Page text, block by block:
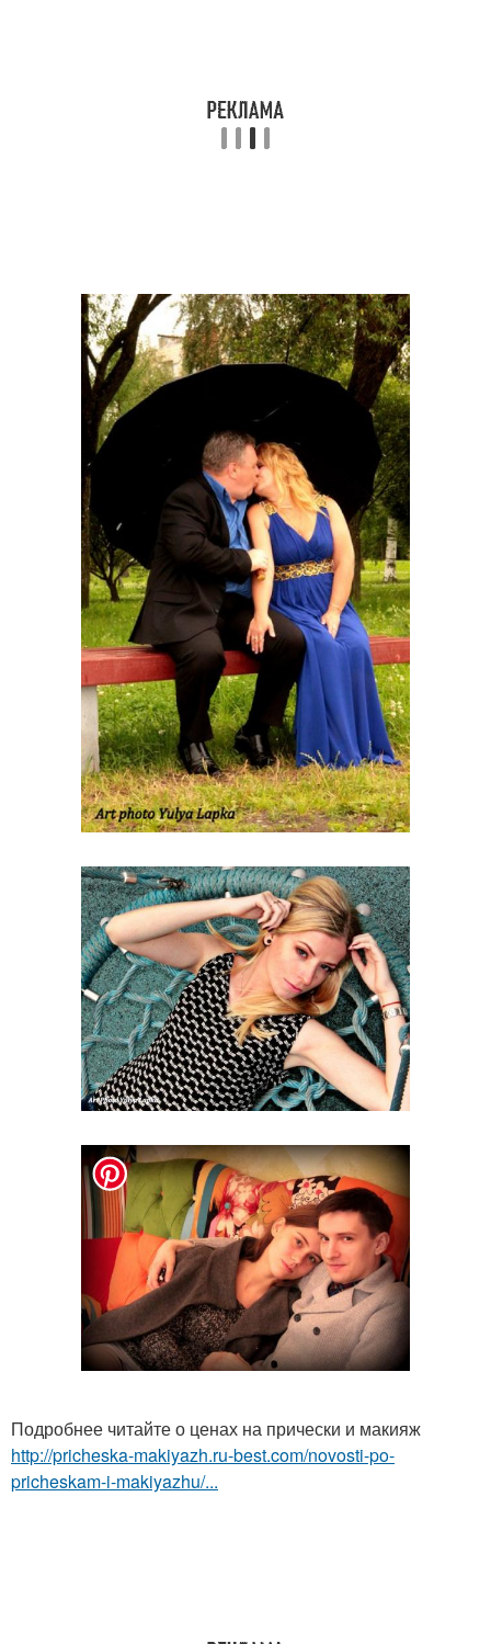
Подробнее читайте о ценах на прически и макияж
http://pricheska-makiyazh.ru-best.com/novosti-po-
pricheskam-i-makiyazhu/...